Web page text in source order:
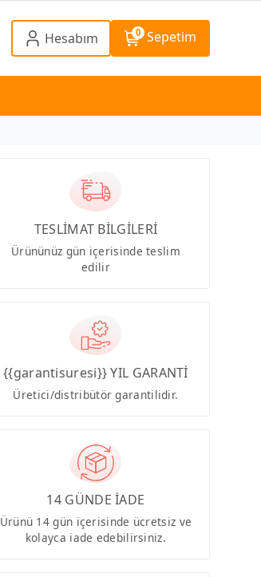
Hesabım 0 Sepetim
TESLİMAT BİLGİLERİ
Ürününüz gün içerisinde teslim
edilir
{{garantisuresi}} YIL GARANTİ
Üretici/distribütör garantilidir.
14 GÜNDE İADE
Ürünü 14 gün içerisinde ücretsiz ve
kolayca iade edebilirsiniz.